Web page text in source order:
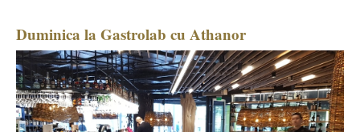
Duminica la Gastrolab cu Athanor